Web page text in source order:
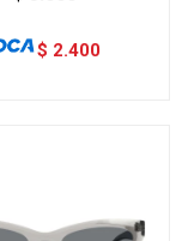
$ 2.400